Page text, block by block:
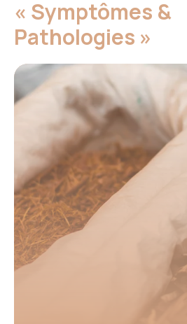
« Symptômes &
Pathologies »